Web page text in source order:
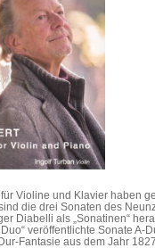
Violine und Klavier haben
die drei Sonaten des
Diabelli als „Sonatinen“
veröffentlichte Sonate A-
Fantasie aus dem Jahr 1827.